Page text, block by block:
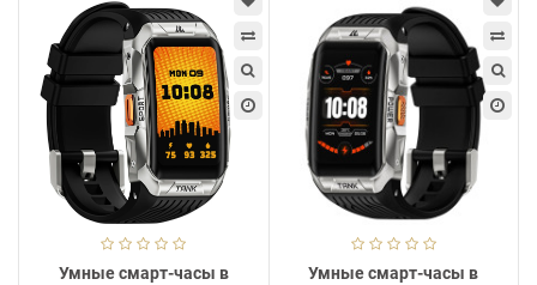
Умные смарт-часы в
Умные смарт-часы в